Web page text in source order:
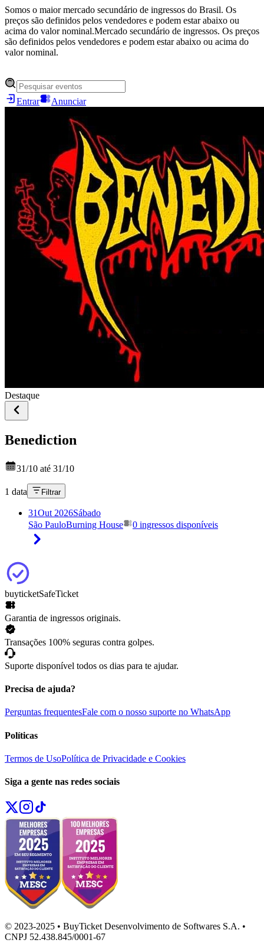
Somos o maior mercado secundário de ingressos do Brasil. Os
preços são definidos pelos vendedores e podem estar abaixo ou
acima do valor nominal.Mercado secundário de ingressos. Os preços
são definidos pelos vendedores e podem estar abaixo ou acima do
valor nominal.
Entrar Anunciar
Destaque
Benediction
31/10 até 31/10
1 data Filtrar
31Out 2026Sábado
São PauloBurning House 0 ingressos disponíveis
buyticketSafeTicket
Garantia de ingressos originais.
Transações 100% seguras contra golpes.
Suporte disponível todos os dias para te ajudar.
Precisa de ajuda?
Perguntas frequentesFale com o nosso suporte no WhatsApp
Políticas
Termos de UsoPolítica de Privacidade e Cookies
Siga a gente nas redes sociais
© 2023-2025 • BuyTicket Desenvolvimento de Softwares S.A. •
CNPJ 52.438.845/0001-67